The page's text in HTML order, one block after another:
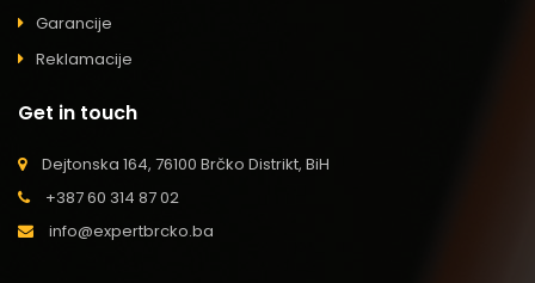
Garancije
Reklamacije
Get in touch
Dejtonska 164, 76100 Brčko Distrikt, BiH
+387 60 314 87 02
info@expertbrcko.ba